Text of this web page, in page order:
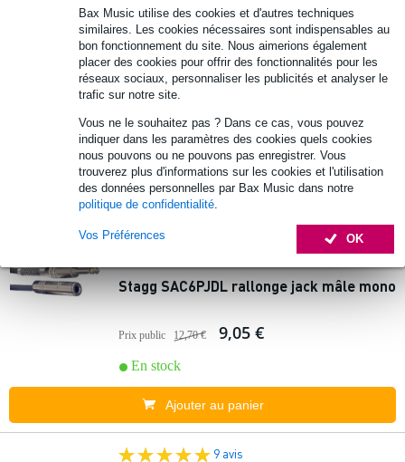
Bax Music utilise des cookies et d'autres techniques
similaires. Les cookies nécessaires sont indispensables au
bon fonctionnement du site. Nous aimerions également
placer des cookies pour offrir des fonctionnalités pour les
réseaux sociaux, personnaliser les publicités et analyser le
trafic sur notre site.
Vous ne le souhaitez pas ? Dans ce cas, vous pouvez
indiquer dans les paramètres des cookies quels cookies
nous pouvons ou ne pouvons pas enregistrer. Vous
trouverez plus d'informations sur les cookies et l'utilisation
des données personnelles par Bax Music dans notre
politique de confidentialité
OK
Vos Préférences
Stagg AC-PMS2PFH adaptateur jack
stéréo mâle 6,35 mm - 2x jack stéréo
femelle 6,35 mm (lot de 2)
Prix public 6,75 € 2,44 €
En stock
Ajouter au panier
Stagg SAC6PJDL rallonge jack mâle mono
Prix public 12,70 € 9,05 €
En stock
Ajouter au panier
9 avis